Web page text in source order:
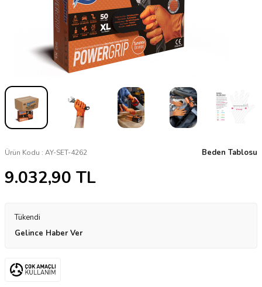
Ürün Kodu : AY-SET-4262 Beden Tablosu
9.032,90 TL
Tükendi
Gelince Haber Ver